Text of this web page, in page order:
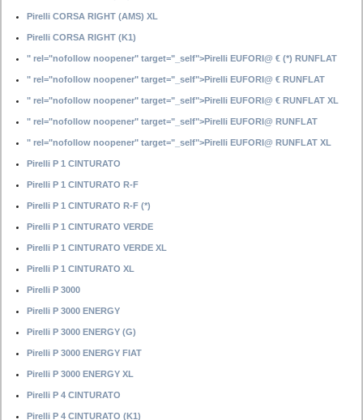
Pirelli CORSA RIGHT (AMS) XL
Pirelli CORSA RIGHT (K1)
" rel="nofollow noopener" target="_self">Pirelli EUFORI@ € (*) RUNFLAT
" rel="nofollow noopener" target="_self">Pirelli EUFORI@ € RUNFLAT
" rel="nofollow noopener" target="_self">Pirelli EUFORI@ € RUNFLAT XL
" rel="nofollow noopener" target="_self">Pirelli EUFORI@ RUNFLAT
" rel="nofollow noopener" target="_self">Pirelli EUFORI@ RUNFLAT XL
Pirelli P 1 CINTURATO
Pirelli P 1 CINTURATO R-F
Pirelli P 1 CINTURATO R-F (*)
Pirelli P 1 CINTURATO VERDE
Pirelli P 1 CINTURATO VERDE XL
Pirelli P 1 CINTURATO XL
Pirelli P 3000
Pirelli P 3000 ENERGY
Pirelli P 3000 ENERGY (G)
Pirelli P 3000 ENERGY FIAT
Pirelli P 3000 ENERGY XL
Pirelli P 4 CINTURATO
Pirelli P 4 CINTURATO (K1)